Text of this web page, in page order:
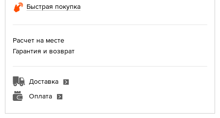
Быстрая покупка
Расчет на месте
Гарантия и возврат
Доставка
Оплата